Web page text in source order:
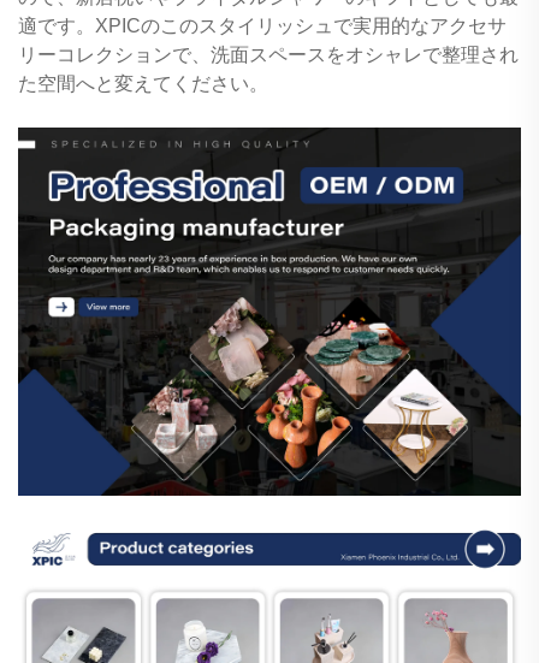
適です。XPICのこのスタイリッシュで実用的なアクセサ
リーコレクションで、洗面スペースをオシャレで整理され
た空間へと変えてください。